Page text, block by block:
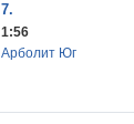
7.
1:56
Арболит Юг